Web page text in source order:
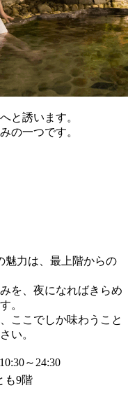
と誘います。
の一つです。
魅力は、最上階からの
を、夜になればきらめ
。
ここでしか味わうこと
い。
～24:30
も9階